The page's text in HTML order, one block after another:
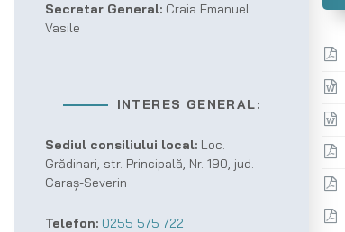
Secretar General: Craia Emanuel
Vasile
INTERES GENERAL:
Sediul consiliului local: Loc.
Grădinari, str. Principală, Nr. 190, jud.
Caraș-Severin
Telefon: 0255 575 722